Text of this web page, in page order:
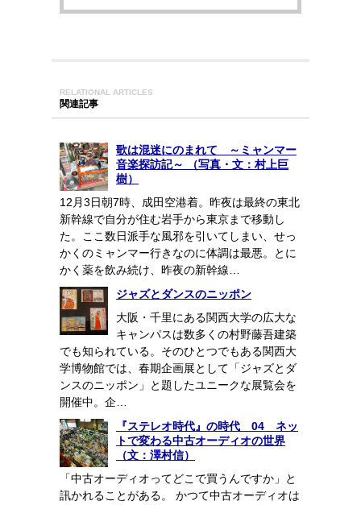
RELATIONAL ARTICLES
関連記事
歌は混迷にのまれて ～ミャンマー
音楽探訪記～ （写真・文：村上巨
樹）
12月3日朝7時、成田空港着。昨夜は最終の東北
新幹線で自分が住む岩手から東京まで移動し
た。ここ数日派手な風邪を引いてしまい、せっ
かくのミャンマー行きなのに体調は最悪。とに
かく薬を飲み続け、昨夜の新幹線…
ジャズとダンスのニッポン
大阪・千里にある関西大学の広大な
キャンパスは数多くの村野藤吾建築
でも知られている。そのひとつでもある関西大
学博物館では、春期企画展として「ジャズとダ
ンスのニッポン」と題したユニークな展覧会を
開催中。企…
『ステレオ時代』の時代 04 ネッ
トで変わる中古オーディオの世界
（文：澤村信）
「中古オーディオってどこで買うんですか」と
訊かれることがある。 かつて中古オーディオは